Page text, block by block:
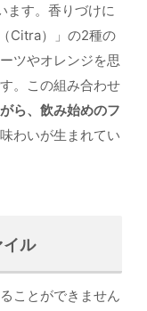
ます。香りづけに
Citra）」の2種の
ツやオレンジを思
。この組み合わせ
ら、飲み始めのフ
味わいが生まれてい
ル
ことができません